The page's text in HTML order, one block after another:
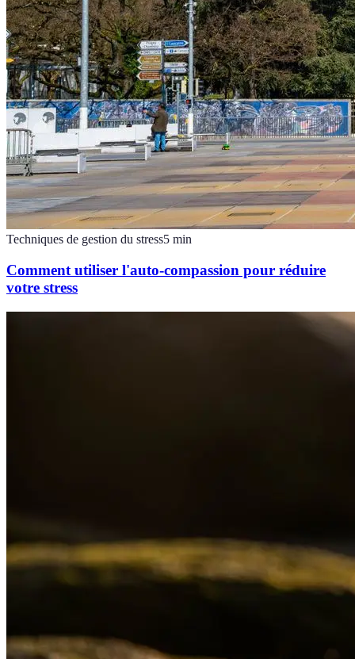
Techniques de gestion du stress5 min
Comment utiliser l'auto-compassion pour réduire
votre stress